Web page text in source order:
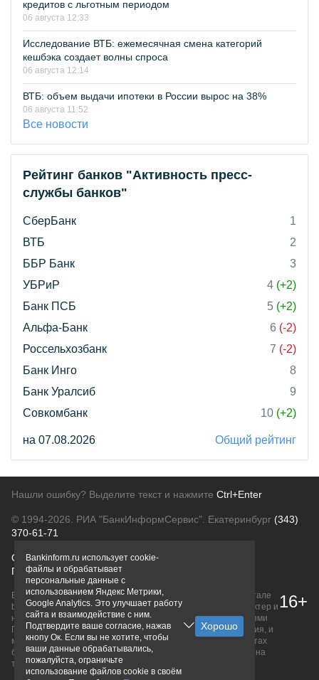
кредитов с льготным периодом
06 августа 12:33
Исследование ВТБ: ежемесячная смена категорий
кешбэка создает волны спроса
06 августа 12:14
ВТБ: объем выдачи ипотеки в России вырос на 38%
06 августа 11:52
Все новости
Рейтинг банков "Активность пресс-
службы банков"
СберБанк
1
ВТБ
2
ББР Банк
3
УБРиР
4 (+2)
Банк ПСБ
5 (+2)
Альфа-Банк
6 (-2)
Россельхозбанк
7 (-2)
Банк Инго
8
Банк Уралсиб
9
Совкомбанк
10 (+2)
на 07.08.2026 Общий рейтинг
Нашли ошибку? Выделите текст и нажмите Ctrl+Enter
© 1994-2026. РИА "БанкИнформСервис". Екатеринбург (343)
370-61-71
О проектеПолитика конфиденциальности
Правовая информацияДля рекламодателей
Вся информация о продуктах банков, размещенная на портале
bankinform.ru, носит исключительно ознакомительный характер и
не является публичной офертой, определяемой положениями
ГК РФ. Информация не содержит точного и полного описания, и
может быть изменена. Конечные условия уточняйте на сайтах
банков или при личном обращении. Исключительное право на
товарные знаки принадлежит их правообладателям.
16+
Bankinform.ru использует cookie-
файлы и обрабатывает
персональные данные с
использованием Яндекс Метрики,
Google Analytics. Это улучшает работу
сайта и взаимодействие с ним.
Подтвердите ваше согласие, нажав
кнопу Ок. Если вы не хотите, чтобы
ваши данные обрабатывались,
пожалуйста, ограничьте
использование файлов cookie в своём